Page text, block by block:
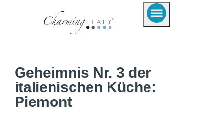
Geheimnis Nr. 3 der
italienischen Küche:
Piemont